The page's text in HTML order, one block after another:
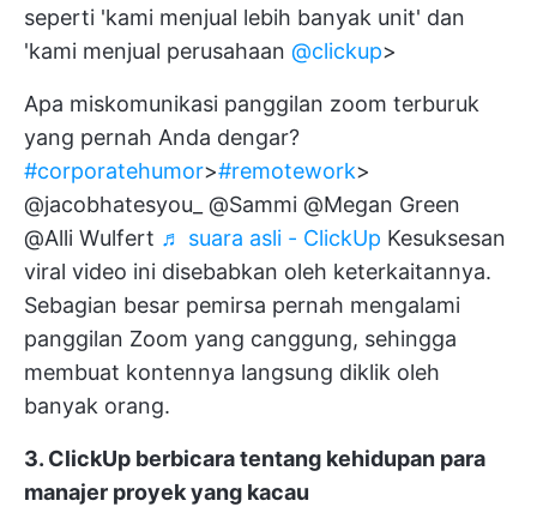
seperti 'kami menjual lebih banyak unit' dan
'kami menjual perusahaan @clickup>
Apa miskomunikasi panggilan zoom terburuk
yang pernah Anda dengar?
#corporatehumor>#remotework>
@jacobhatesyou_ @Sammi @Megan Green
@Alli Wulfert ♬ suara asli - ClickUp Kesuksesan
viral video ini disebabkan oleh keterkaitannya.
Sebagian besar pemirsa pernah mengalami
panggilan Zoom yang canggung, sehingga
membuat kontennya langsung diklik oleh
banyak orang.
3. ClickUp berbicara tentang kehidupan para
manajer proyek yang kacau